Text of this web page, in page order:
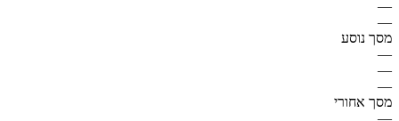
—
—
מסך נוסע
—
—
—
מסך אחורי
—